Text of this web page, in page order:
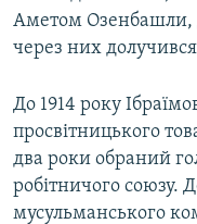
Аметом Озенбашли,
через них
До 1914 року
просвітницького
два роки обраний
робітничого союзу.
мусульманського